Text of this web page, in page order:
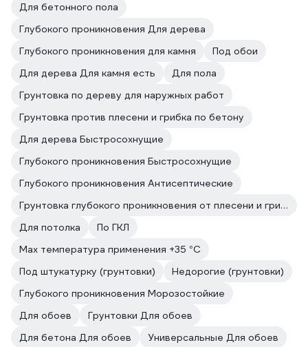
Для бетонного пола
Глубокого проникновения Для дерева
Глубокого проникновения для камня
Под обои
Для дерева Для камня есть
Для пола
Грунтовка по дереву для наружных работ
Грунтовка против плесени и грибка по бетону
Для дерева Быстросохнущие
Глубокого проникновения Быстросохнущие
Глубокого проникновения Антисептические
Грунтовка глубокого проникновения от плесени и грибка
Для потолка
По ГКЛ
Max температура применения +35 °С
Под штукатурку (грунтовки)
Недорогие (грунтовки)
Глубокого проникновения Морозостойкие
Для обоев
Грунтовки Для обоев
Для бетона Для обоев
Универсальные Для обоев